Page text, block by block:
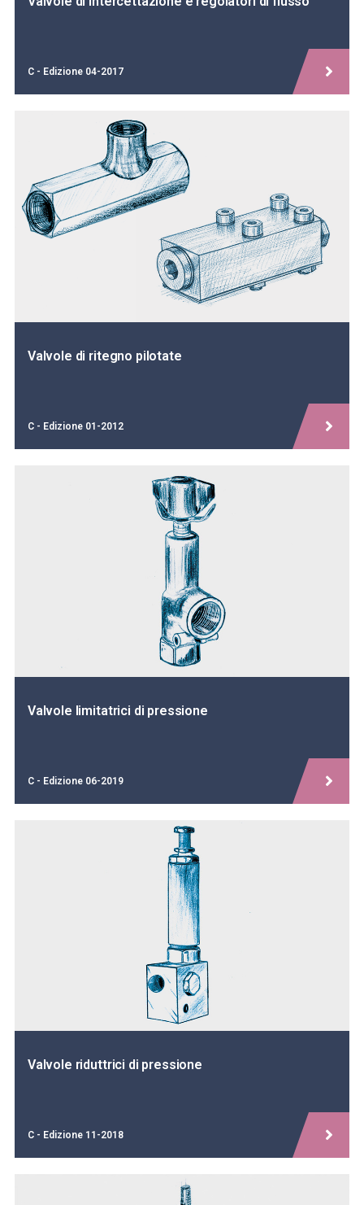
C - Edizione 04-2017
Valvole di ritegno pilotate
C - Edizione 01-2012
Valvole limitatrici di pressione
C - Edizione 06-2019
Valvole riduttrici di pressione
C - Edizione 11-2018